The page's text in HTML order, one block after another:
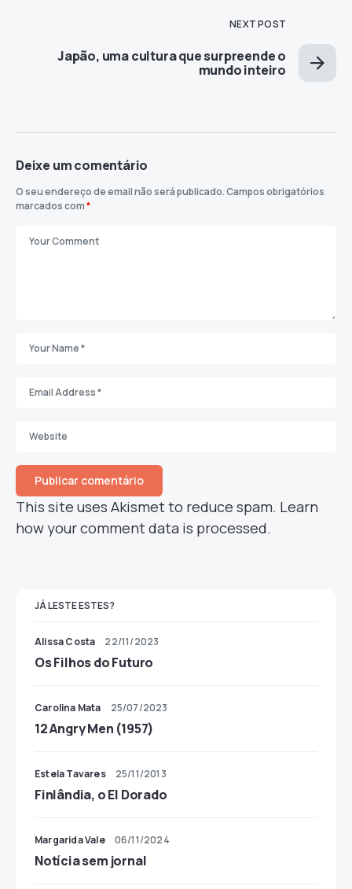
NEXT POST
Japão, uma cultura que surpreende o
mundo inteiro
Deixe um comentário
O seu endereço de email não será publicado.Campos obrigatórios
marcados com*
This site uses Akismet to reduce spam. Learn
how your comment data is processed.
JÁ LESTE ESTES?
Alissa Costa 22/11/2023
Os Filhos do Futuro
Carolina Mata 25/07/2023
12 Angry Men (1957)
Estela Tavares 25/11/2013
Finlândia, o El Dorado
Margarida Vale 06/11/2024
Notícia sem jornal